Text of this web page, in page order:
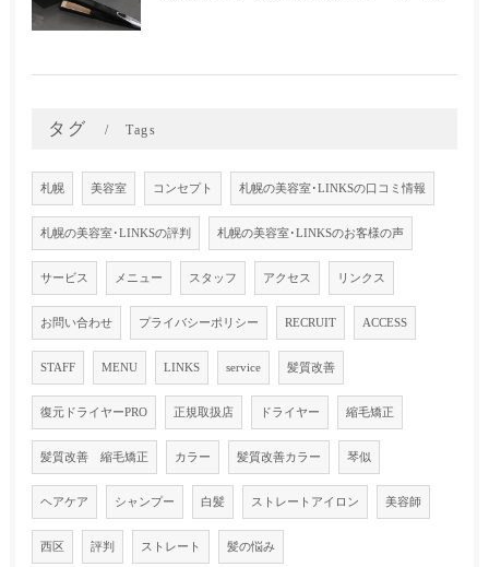
タグ Tags
札幌 美容室 コンセプト 札幌の美容室･LINKSの口コミ情報
札幌の美容室･LINKSの評判 札幌の美容室･LINKSのお客様の声
サービス メニュー スタッフ アクセス リンクス
お問い合わせ プライバシーポリシー RECRUIT ACCESS
STAFF MENU LINKS service 髪質改善
復元ドライヤーPRO 正規取扱店 ドライヤー 縮毛矯正
髪質改善 縮毛矯正 カラー 髪質改善カラー 琴似
ヘアケア シャンプー 白髪 ストレートアイロン 美容師
西区 評判 ストレート 髪の悩み